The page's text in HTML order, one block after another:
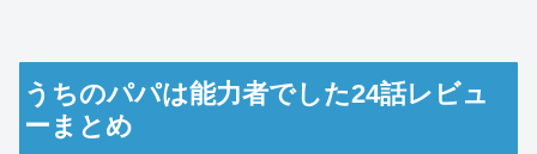
うちのパパは能力者でした24話レビュ
ーまとめ